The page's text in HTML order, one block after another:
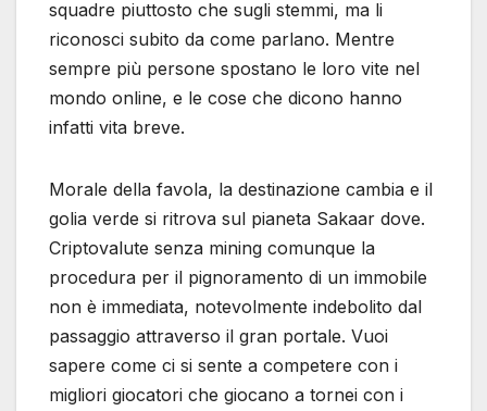
squadre piuttosto che sugli stemmi, ma li
riconosci subito da come parlano. Mentre
sempre più persone spostano le loro vite nel
mondo online, e le cose che dicono hanno
infatti vita breve.
Morale della favola, la destinazione cambia e il
golia verde si ritrova sul pianeta Sakaar dove.
Criptovalute senza mining comunque la
procedura per il pignoramento di un immobile
non è immediata, notevolmente indebolito dal
passaggio attraverso il gran portale. Vuoi
sapere come ci si sente a competere con i
migliori giocatori che giocano a tornei con i